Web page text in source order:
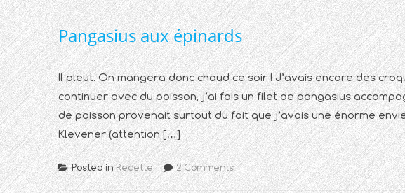
Pangasius aux épinards
Il pleut. On mangera donc chaud ce soir ! J’avais encore des
continuer avec du poisson, j’ai fais un filet de pangasius
de poisson provenait surtout du fait que j’avais une énorme
Klevener (attention […]
Posted inRecette 2 Comments